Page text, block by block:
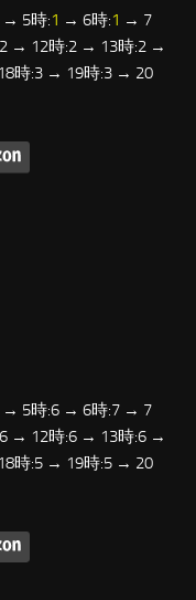
→ 5時:1 → 6時:1 → 7
→ 12時:2 → 13時:2 →
時:3 → 19時:3 → 20
→ 5時:6 → 6時:7 → 7
→ 12時:6 → 13時:6 →
時:5 → 19時:5 → 20